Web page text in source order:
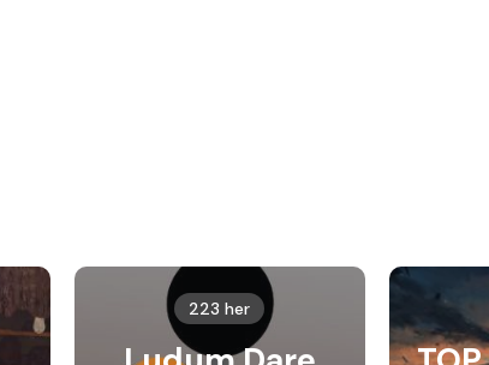
223 her